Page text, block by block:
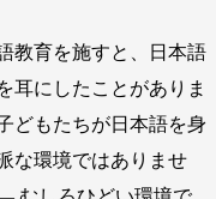
教育を施すと、日本語
耳にしたことがありま
どもたちが日本語を身
な環境ではありませ